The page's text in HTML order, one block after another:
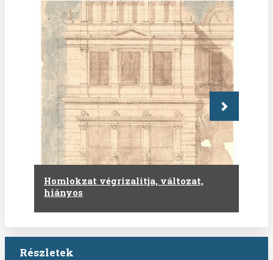
Homlokzat végrizalitja, változat,
hiányos
Következő
Részletek